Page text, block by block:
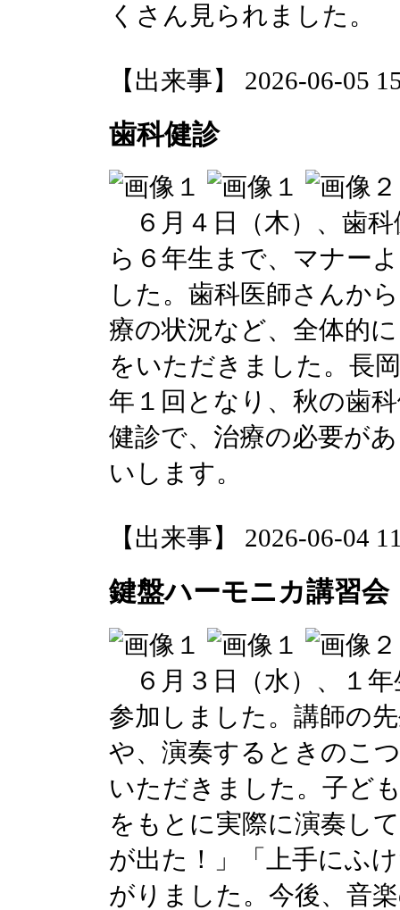
くさん見られました。
【出来事】 2026-06-05
歯科健診
６月４日（木）、歯
ら６年生まで、マナー
した。歯科医師さんか
療の状況など、全体的
をいただきました。長
年１回となり、秋の歯
健診で、治療の必要が
いします。
【出来事】 2026-06-04
鍵盤ハーモニカ講習会
６月３日（水）、１
参加しました。講師の
や、演奏するときのこ
いただきました。子ど
をもとに実際に演奏し
が出た！」「上手にふ
がりました。今後、音